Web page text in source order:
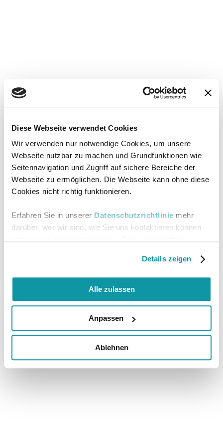
Diese Webseite verwendet Cookies
Wir verwenden nur notwendige Cookies, um unsere
Webseite nutzbar zu machen und Grundfunktionen wie
Seitennavigation und Zugriff auf sichere Bereiche der
Webseite zu ermöglichen. Die Webseite kann ohne diese
Cookies nicht richtig funktionieren.
Erfahren Sie in unserer Datenschutzrichtlinie mehr
darüber, wer wir sind, wie Sie uns kontaktieren können
Details zeigen
Alle zulassen
Anpassen
Ablehnen